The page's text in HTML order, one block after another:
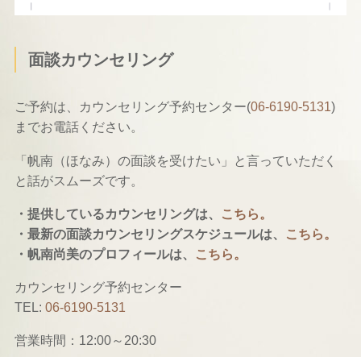
面談カウンセリング
ご予約は、カウンセリング予約センター(06-6190-5131)
までお電話ください。
「帆南（ほなみ）の面談を受けたい」と言っていただく
と話がスムーズです。
・提供しているカウンセリングは、
こちら。
・最新の面談カウンセリングスケジュールは、
こちら。
・帆南尚美のプロフィールは、
こちら。
カウンセリング予約センター
TEL: 06-6190-5131
営業時間：12:00～20:30